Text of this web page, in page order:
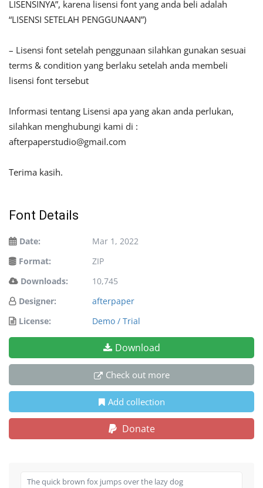
LISENSINYA”, karena lisensi font yang anda beli adalah
“LISENSI SETELAH PENGGUNAAN”)
– Lisensi font setelah penggunaan silahkan gunakan sesuai
terms & condition yang berlaku setelah anda membeli
lisensi font tersebut
Informasi tentang Lisensi apa yang akan anda perlukan,
silahkan menghubungi kami di :
afterpaperstudio@gmail.com
Terima kasih.
Font Details
Date:
Mar 1, 2022
Format:
ZIP
Downloads:
10,745
Designer:
afterpaper
License:
Demo / Trial
Download
Check out more
Add collection
Donate